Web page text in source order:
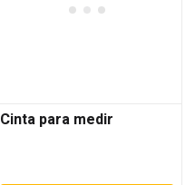
Cinta para medir